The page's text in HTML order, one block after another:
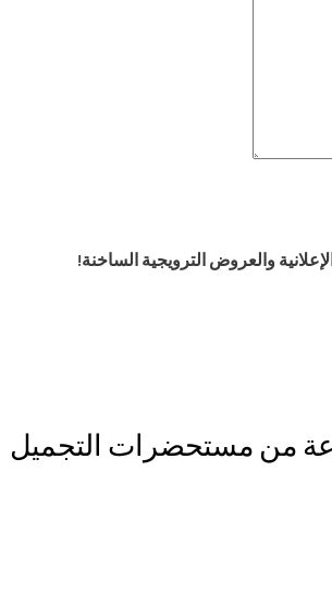
والعروض الترويجية الساخنة!
من مستحضرات التجميل